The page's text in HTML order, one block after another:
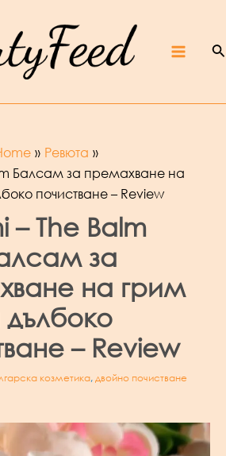
Menu
Ревюта
Балсам за премахване на
почистване – Review
– The Balm
за
на грим
дълбоко
– Review
козметика, двойно почистване